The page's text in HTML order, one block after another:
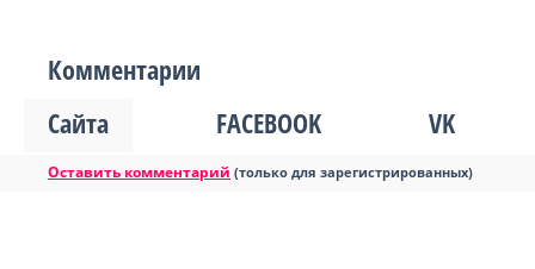
Комментарии
Сайта
FACEBOOK VK
Оставить комментарий (только для зарегистрированных)